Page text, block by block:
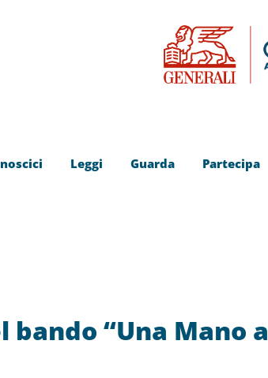
Leggi Guarda Partecipa
“Una Mano a